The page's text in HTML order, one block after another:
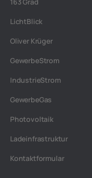
163 Grad
LichtBlick
Oliver Krüger
GewerbeStrom
IndustrieStrom
GewerbeGas
Photovoltaik
Ladeinfrastruktur
Kontaktformular